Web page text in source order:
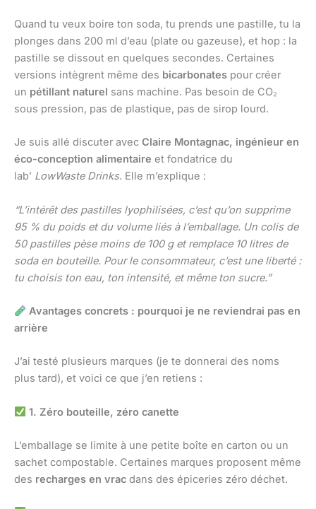
Quand tu veux boire ton soda, tu prends une pastille, tu la
plonges dans 200 ml d’eau (plate ou gazeuse), et hop : la
pastille se dissout en quelques secondes. Certaines
versions intègrent même des bicarbonates pour créer
un pétillant naturel sans machine. Pas besoin de CO₂
sous pression, pas de plastique, pas de sirop lourd.
Je suis allé discuter avec Claire Montagnac, ingénieur en
éco-conception alimentaire et fondatrice du
lab’ LowWaste Drinks. Elle m’explique :
“L’intérêt des pastilles lyophilisées, c’est qu’on supprime
95 % du poids et du volume liés à l’emballage. Un colis de
50 pastilles pèse moins de 100 g et remplace 10 litres de
soda en bouteille. Pour le consommateur, c’est une liberté :
tu choisis ton eau, ton intensité, et même ton sucre.”
Avantages concrets : pourquoi je ne reviendrai pas en
arrière
J’ai testé plusieurs marques (je te donnerai des noms
plus tard), et voici ce que j’en retiens :
1. Zéro bouteille, zéro canette
L’emballage se limite à une petite boîte en carton ou un
sachet compostable. Certaines marques proposent même
des recharges en vrac dans des épiceries zéro déchet.